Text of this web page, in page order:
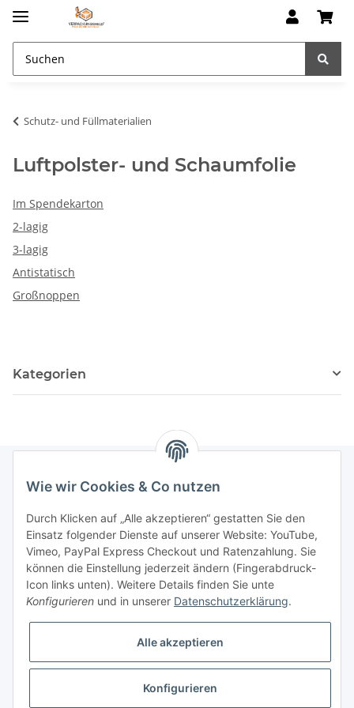
Schutz- und Füllmaterialien
Luftpolster- und Schaumfolie
Im Spendekarton
2-lagig
3-lagig
Antistatisch
Großnoppen
Kategorien
Gesetzliche Informationen
Vertrag widerrufen
* Alle Preise zzgl. gesetzlicher USt., zzgl.Versand
Wie wir Cookies & Co nutzen
Durch Klicken auf „Alle akzeptieren“ gestatten Sie den
Einsatz folgender Dienste auf unserer Website: YouTube,
Vimeo, PayPal Express Checkout und Ratenzahlung. Sie
können die Einstellung jederzeit ändern (Fingerabdruck-
Icon links unten). Weitere Details finden Sie unte
Konfigurieren und in unserer Datenschutzerklärung.
Alle akzeptieren
Konfigurieren